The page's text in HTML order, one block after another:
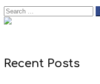
Recent Posts